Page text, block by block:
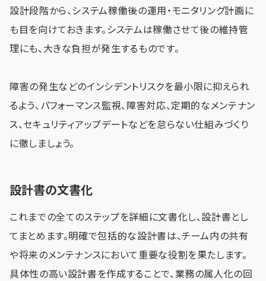
設計段階から、システム稼働後の運用・モニタリング計画に
も目を向けておきます。システムは稼働させて後の維持管
理にも、大きな負担が発生するものです。
障害の発生などのインシデントリスクを最小限に抑えられ
るよう、パフォーマンス監視、障害対応、定期的なメンテナン
ス、セキュリティアップデートなどを怠らない仕組みづくり
に徹しましょう。
設計書の文書化
これまでの全てのステップを詳細に文書化し、設計書とし
てまとめます。明確で包括的な設計書は、チーム内の共有
や将来のメンテナンスにおいて重要な役割を果たします。
具体性の高い設計書を作成することで、業務の属人化の回